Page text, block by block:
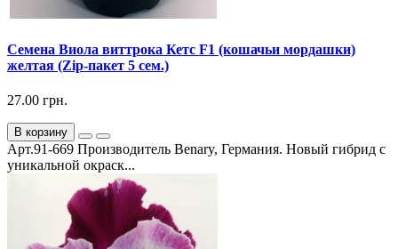
Семена Виола виттрока Кетс F1 (кошачьи мордашки)
желтая (Zip-пакет 5 сем.)
27.00 грн.
В корзину
Арт.91-669 Производитель Benary, Германия. Новый гибрид с
уникальной окраск...